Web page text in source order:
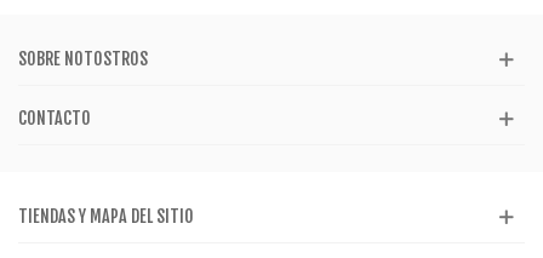
SOBRE NOTOSTROS
CONTACTO
TIENDAS Y MAPA DEL SITIO